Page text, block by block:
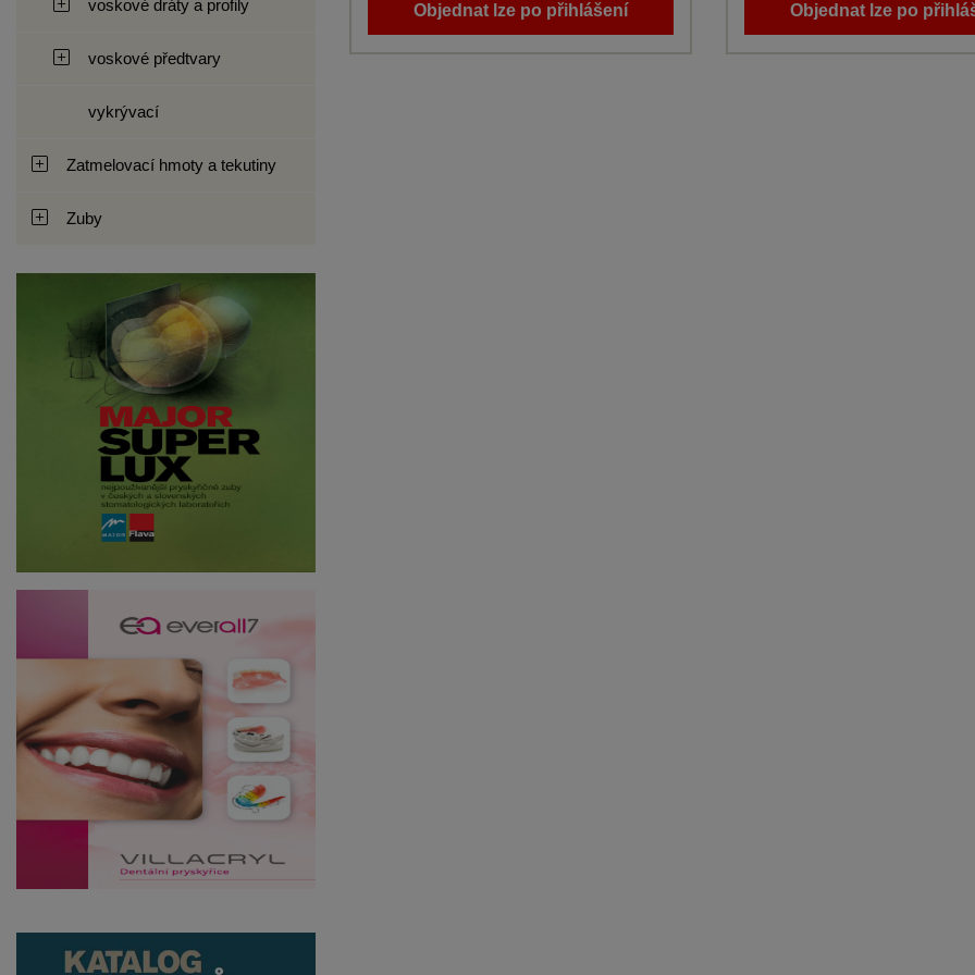
voskové dráty a profily
voskové předtvary
vykrývací
Zatmelovací hmoty a tekutiny
Zuby
Objednat lze po přihlášení Objednat lze po